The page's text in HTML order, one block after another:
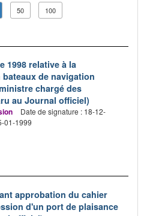
50 100
1998 relative à la
de navigation
chargé des
au Journal officiel)
Date de signature : 18-12-
01-1999
approbation du cahier
d'un port de plaisance